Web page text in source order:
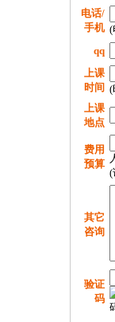
电话/
手机 (
qq
上课
时间 (
上课
地点
费用
预算
(
其它
咨询
验证
码